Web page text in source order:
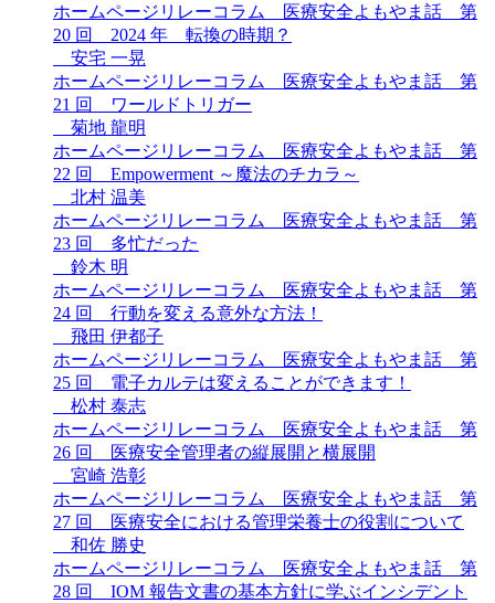
ホームページリレーコラム 医療安全よもやま話 第
20 回 2024 年 転換の時期？
安宅 一晃
ホームページリレーコラム 医療安全よもやま話 第
21 回 ワールドトリガー
菊地 龍明
ホームページリレーコラム 医療安全よもやま話 第
22 回 Empowerment ～魔法のチカラ～
北村 温美
ホームページリレーコラム 医療安全よもやま話 第
23 回 多忙だった
鈴木 明
ホームページリレーコラム 医療安全よもやま話 第
24 回 行動を変える意外な方法！
飛田 伊都子
ホームページリレーコラム 医療安全よもやま話 第
25 回 電子カルテは変えることができます！
松村 泰志
ホームページリレーコラム 医療安全よもやま話 第
26 回 医療安全管理者の縦展開と横展開
宮崎 浩彰
ホームページリレーコラム 医療安全よもやま話 第
27 回 医療安全における管理栄養士の役割について
和佐 勝史
ホームページリレーコラム 医療安全よもやま話 第
28 回 IOM 報告文書の基本方針に学ぶインシデント